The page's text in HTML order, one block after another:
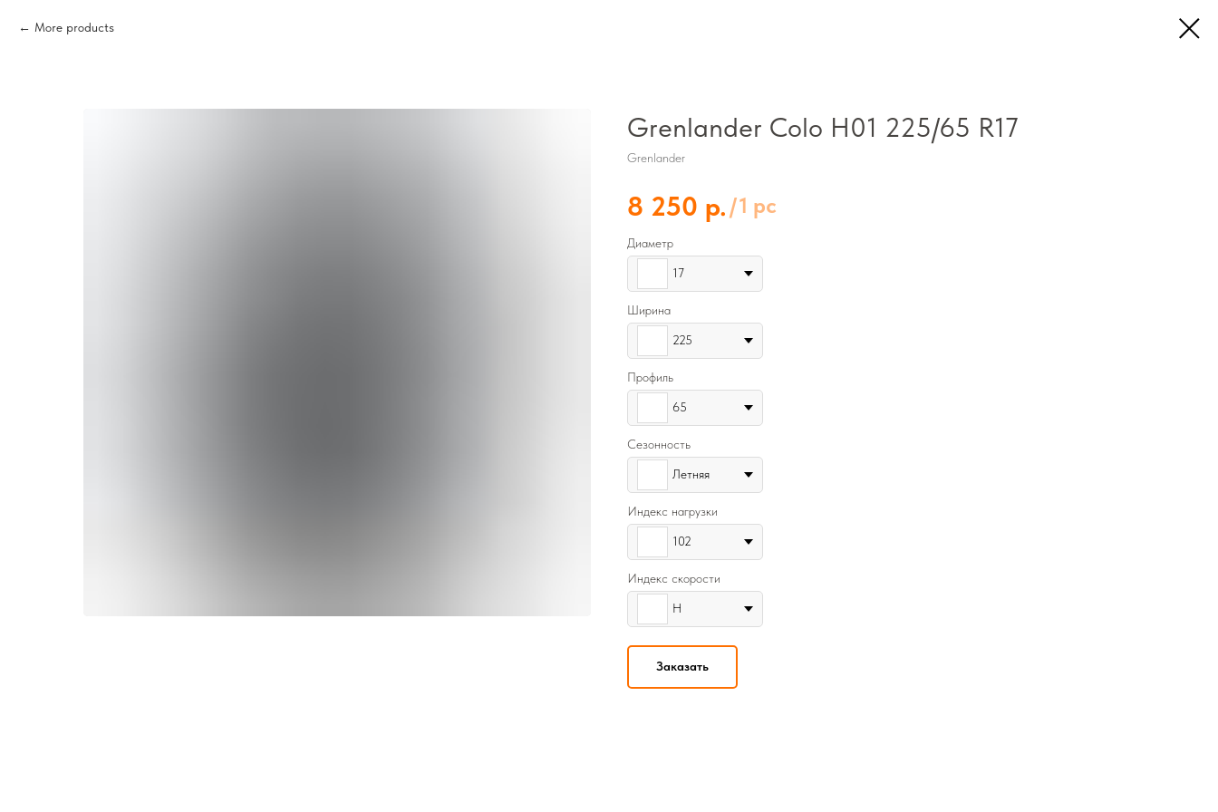
More products
Grenlander Colo H01 225/65 R17
Grenlander
8 250 р. /1 pc
Диаметр
17
Ширина
225
Профиль
65
Сезонность
Летняя
Индекс нагрузки
102
Индекс скорости
H
Заказать